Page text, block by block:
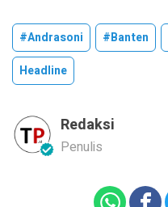
#andrasoni #banten
Headline
Redaksi
Penulis